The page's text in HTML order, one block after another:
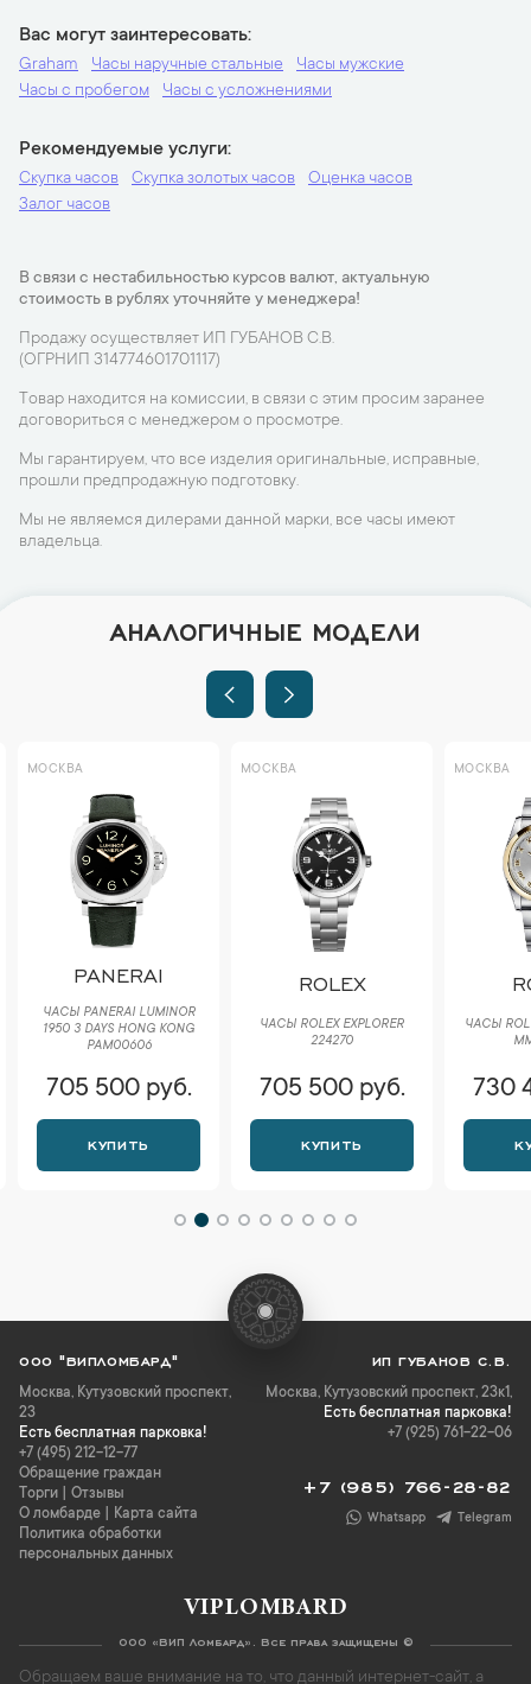
Вас могут заинтересовать
Graham Часы наручные стальные
Часы мужские
Часы с пробегом
Часы с усложнениями
Рекомендуемые услуги
Скупка часов Скупка золотых часов
Оценка часов
Залог часов
В связи с нестабильностью курсов валют, актуальную
стоимость в рублях уточняйте у менеджера!
Продажу осуществляет ИП ГУБАНОВ С.В.
(ОГРНИП 314774601701117)
Товар находится на комиссии, в связи с этим просим заранее
договориться с менеджером о просмотре.
Мы гарантируем, что все изделия оригинальные, исправные,
прошли предпродажную подготовку.
Мы не являемся дилерами данной марки, все часы имеют
владельца.
АНАЛОГИЧНЫЕ МОДЕЛИ
МОСКВА
PANERAI
ЧАСЫ PANERAI LUMINOR
1950 3 DAYS HONG KONG
PAM00606
705 500 руб.
КУПИТЬ
МОСКВА
ROLEX
ЧАСЫ ROLEX EXPLORER
224270
705 500 руб.
КУПИТЬ
МОСКВА
ЧАСЫ
730
ООО "ВИПЛОМБАРД"
Москва, Кутузовский проспект,
23
Есть бесплатная парковка!
+7 (495) 212-12-77
Обращение граждан
Торги
Отзывы
О ломбарде
Карта сайта
Политика обработки
персональных данных
ИП ГУБАНОВ С.В.
Москва, Кутузовский проспект, 23к1,
Есть бесплатная парковка!
+7 (925) 761-22-06
+7 (985) 766-28-82
Whatsapp Telegram
VIPLOMBARD
ООО «ВИП Ломбард». Все права защищены ©
Обращаем ваше внимание на то, что данный интернет-сайт, а